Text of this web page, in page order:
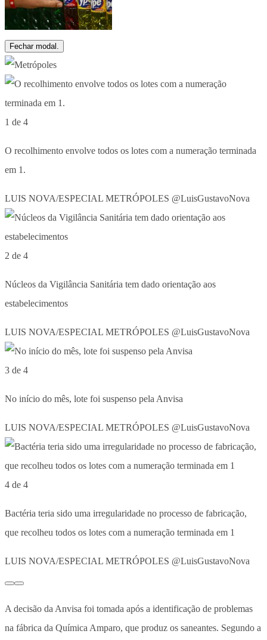
Fechar modal.
1 de 4
O recolhimento envolve todos os lotes com a numeração terminada
em 1.
LUIS NOVA/ESPECIAL METRÓPOLES @LuisGustavoNova
2 de 4
Núcleos da Vigilância Sanitária tem dado orientação aos
estabelecimentos
LUIS NOVA/ESPECIAL METRÓPOLES @LuisGustavoNova
3 de 4
No início do mês, lote foi suspenso pela Anvisa
LUIS NOVA/ESPECIAL METRÓPOLES @LuisGustavoNova
4 de 4
Bactéria teria sido uma irregularidade no processo de fabricação,
que recolheu todos os lotes com a numeração terminada em 1
LUIS NOVA/ESPECIAL METRÓPOLES @LuisGustavoNova
A decisão da Anvisa foi tomada após a identificação de problemas
na fábrica da Química Amparo, que produz os saneantes. Segundo a